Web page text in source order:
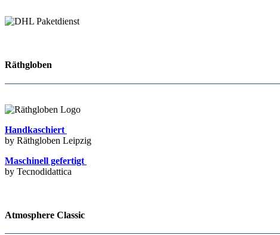
Räthgloben
Handkaschiert
by Räthgloben Leipzig
Maschinell gefertigt
by Tecnodidattica
Atmosphere Classic